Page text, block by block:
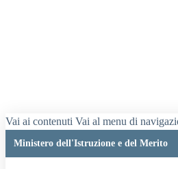
Vai ai contenuti Vai al menu di
Ministero dell'Istruzione e del Merito